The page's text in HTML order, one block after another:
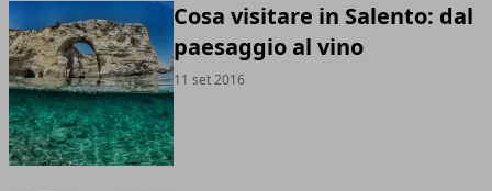
Cosa visitare in Salento: dal
paesaggio al vino
11 set 2016